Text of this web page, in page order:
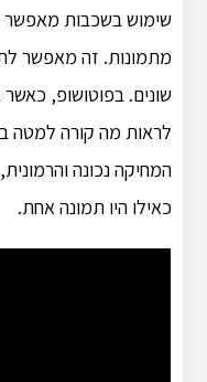
שימוש בשכבות
מתמונות. זה מאפשר
שונים. בפוטושופ,
לראות מה קורה למטה
המחיקה נכונה
כאילו היו תמונה אחת.